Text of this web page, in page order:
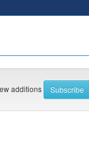
additions